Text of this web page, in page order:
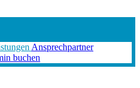
Ansprechpartner
buchen